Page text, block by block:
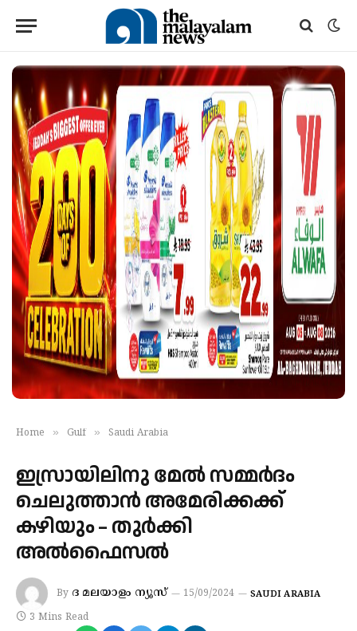
Home » Gulf » Saudi Arabia
ഇസ്രായിലിനു മേല്‍ സമ്മര്‍ദം
ചെലുത്താന്‍ അമേരിക്കക്ക്
കഴിയും – തുര്‍ക്കി
അല്‍ഫൈസല്‍
By ദ മലയാളം ന്യൂസ് 15/09/2024 SAUDI ARABIA
3 Mins Read